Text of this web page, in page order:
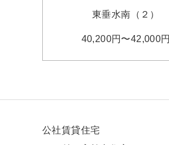
東垂水南（２）
40,200円〜42,000円
公社賃貸住宅